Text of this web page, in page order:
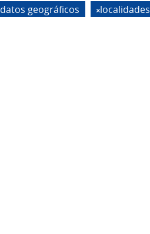
datos geográficos localidades